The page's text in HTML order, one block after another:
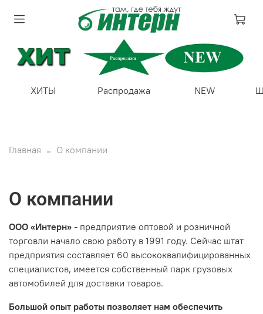
ХИТЫ Распродажа NEW
Главная О компании
О компании
ООО «Интерн» - предприятие оптовой и розничной
торговли начало свою работу в 1991 году. Сейчас штат
предприятия составляет 60 высококвалифицированных
специалистов, имеется собственный парк грузовых
автомобилей для доставки товаров.
Большой опыт работы позволяет нам обеспечить